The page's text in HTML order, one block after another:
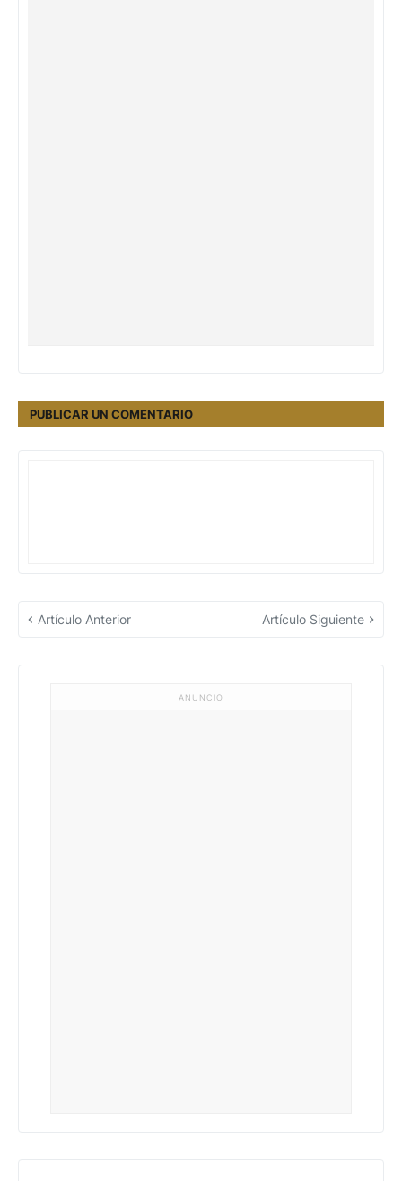
PUBLICAR UN COMENTARIO
Artículo Anterior Artículo Siguiente
ANUNCIO